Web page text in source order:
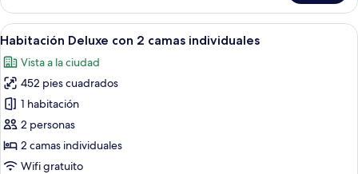
empresarial
con
2
individuales
Abrir
todas
las
fotos
de
Habitación
Deluxe
con
Una habitación de hotel con dos
6
Habitación Deluxe con 2 camas individuales
Vista a la ciudad
452 pies cuadrados
1 habitación
2 personas
2 camas individuales
Wifi gratuito